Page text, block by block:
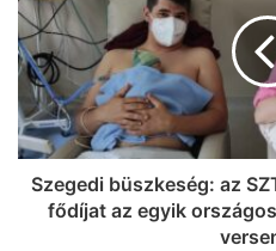
Szegedi büszkeség: az
fődíjat az egyik